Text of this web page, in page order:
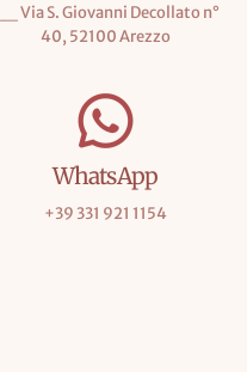
__ Via S. Giovanni Decollato n°
40, 52100 Arezzo
WhatsApp
+39 331 921 1154